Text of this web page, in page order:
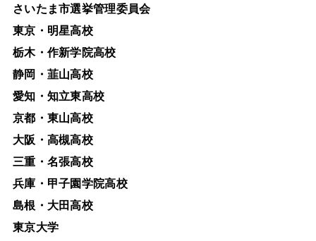
さいたま市選挙管理委員会
東京・明星高校
栃木・作新学院高校
静岡・韮山高校
愛知・知立東高校
京都・東山高校
大阪・高槻高校
三重・名張高校
兵庫・甲子園学院高校
島根・大田高校
東京大学